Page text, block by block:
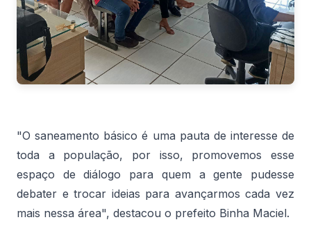
"O saneamento básico é uma pauta de interesse de
toda a população, por isso, promovemos esse
espaço de diálogo para quem a gente pudesse
debater e trocar ideias para avançarmos cada vez
mais nessa área", destacou o prefeito Binha Maciel.